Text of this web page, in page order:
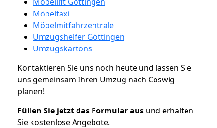
Möbeltaxi
Möbelmitfahrzentrale
Umzugshelfer Göttingen
Umzugskartons
Kontaktieren Sie uns noch heute und lassen Sie
uns gemeinsam Ihren Umzug nach Coswig
planen!
Füllen Sie jetzt das Formular aus und erhalten
Sie kostenlose Angebote.